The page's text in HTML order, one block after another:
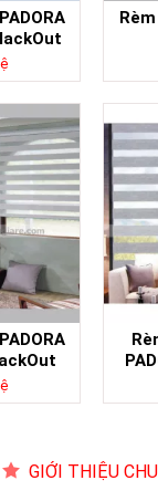
GIỚI THIỆU